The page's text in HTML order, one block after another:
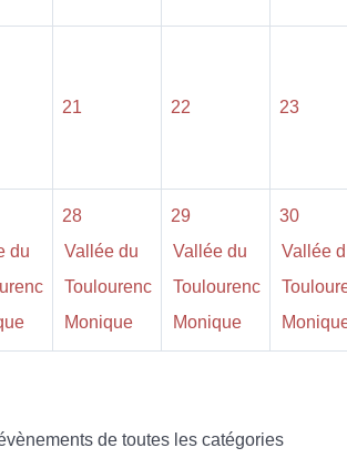
21 22 23
du
28
Vallée du
Toulourenc
Monique
29
Vallée du
Toulourenc
Monique
30
Vallée
de toutes les catégories